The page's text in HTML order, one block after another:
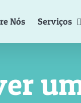
Nós Serviços